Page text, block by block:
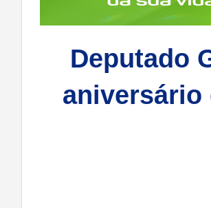
Deputado
aniversário